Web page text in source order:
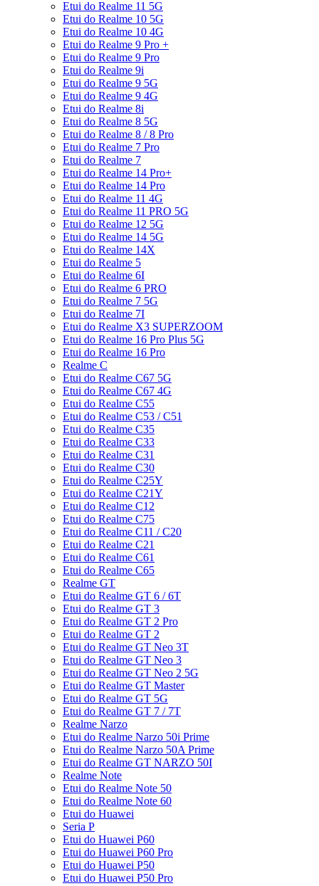
Etui do Realme 11 5G
Etui do Realme 10 5G
Etui do Realme 10 4G
Etui do Realme 9 Pro +
Etui do Realme 9 Pro
Etui do Realme 9i
Etui do Realme 9 5G
Etui do Realme 9 4G
Etui do Realme 8i
Etui do Realme 8 5G
Etui do Realme 8 / 8 Pro
Etui do Realme 7 Pro
Etui do Realme 7
Etui do Realme 14 Pro+
Etui do Realme 14 Pro
Etui do Realme 11 4G
Etui do Realme 11 PRO 5G
Etui do Realme 12 5G
Etui do Realme 14 5G
Etui do Realme 14X
Etui do Realme 5
Etui do Realme 6I
Etui do Realme 6 PRO
Etui do Realme 7 5G
Etui do Realme 7I
Etui do Realme X3 SUPERZOOM
Etui do Realme 16 Pro Plus 5G
Etui do Realme 16 Pro
Realme C
Etui do Realme C67 5G
Etui do Realme C67 4G
Etui do Realme C55
Etui do Realme C53 / C51
Etui do Realme C35
Etui do Realme C33
Etui do Realme C31
Etui do Realme C30
Etui do Realme C25Y
Etui do Realme C21Y
Etui do Realme C12
Etui do Realme C75
Etui do Realme C11 / C20
Etui do Realme C21
Etui do Realme C61
Etui do Realme C65
Realme GT
Etui do Realme GT 6 / 6T
Etui do Realme GT 3
Etui do Realme GT 2 Pro
Etui do Realme GT 2
Etui do Realme GT Neo 3T
Etui do Realme GT Neo 3
Etui do Realme GT Neo 2 5G
Etui do Realme GT Master
Etui do Realme GT 5G
Etui do Realme GT 7 / 7T
Realme Narzo
Etui do Realme Narzo 50i Prime
Etui do Realme Narzo 50A Prime
Etui do Realme GT NARZO 50I
Realme Note
Etui do Realme Note 50
Etui do Realme Note 60
Etui do Huawei
Seria P
Etui do Huawei P60
Etui do Huawei P60 Pro
Etui do Huawei P50
Etui do Huawei P50 Pro